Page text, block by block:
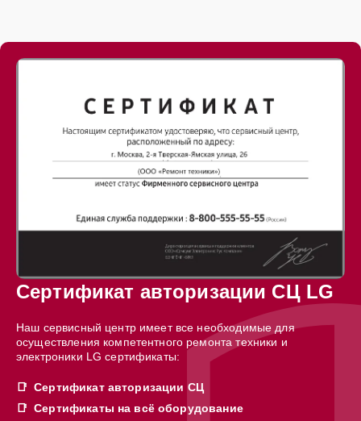
Сертификат авторизации СЦ LG
Наш сервисный центр имеет все необходимые для
осуществления компетентного ремонта техники и
электроники LG сертификаты:
Сертификат авторизации СЦ
Сертификаты на всё оборудование